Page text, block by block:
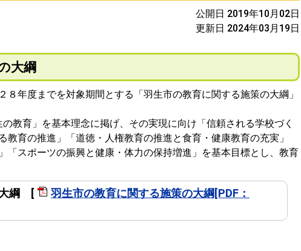
公開日 2019年10月02日
更新日 2024年03月19日
大綱
年度までを対象期間とする「羽生市の教育に関する施策の大綱」
教育」を基本理念に掲げ、その実現に向け「信頼される学校づく
教育の推進」「道徳・人権教育の推進と食育・健康教育の充実」
「スポーツの振興と健康・体力の保持増進」を基本目標とし、教育
大綱 [
羽生市の教育に関する施策の大綱[PDF：